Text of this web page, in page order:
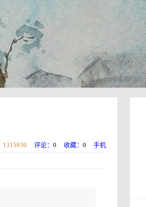
1315930 评论： 0 收藏： 0 手机